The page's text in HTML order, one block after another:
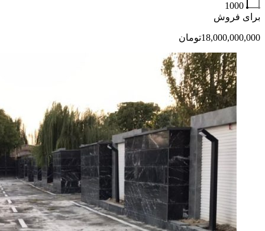
1000
برای فروش
18,000,000,000تومان